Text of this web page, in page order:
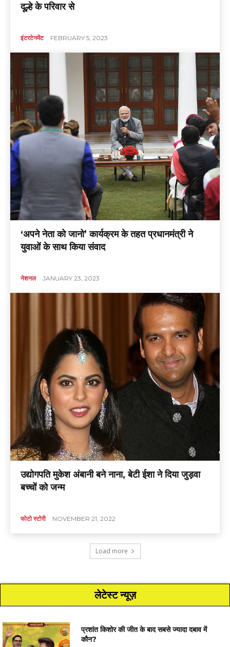
दूल्हे के परिवार से
इंटरटेनमेंट FEBRUARY 5, 2023
‘अपने नेता को जानो’ कार्यक्रम के तहत प्रधानमंत्री ने
युवाओं के साथ किया संवाद
नेशनल JANUARY 23, 2023
उद्योगपति मुकेश अंबानी बने नाना, बेटी ईशा ने दिया जुड़वा
बच्चों को जन्म
फोटो स्टोरी NOVEMBER 21, 2022
Load more
लेटेस्ट न्यूज़
प्रशांत किशोर की जीत के बाद सबसे ज्यादा दबाव में
कौन?